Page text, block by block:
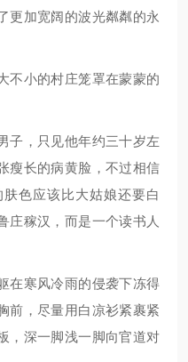
更加宽阔的波光粼粼的永
不小的村庄笼罩在蒙蒙的
子，只见他年约三十岁左
瘦长的病黄脸，不过相信
色应该比大姑娘还要白
庄稼汉，而是一个读书人
在寒风冷雨的侵袭下冻得
前，尽量用白凉衫紧裹紧
，深一脚浅一脚向官道对